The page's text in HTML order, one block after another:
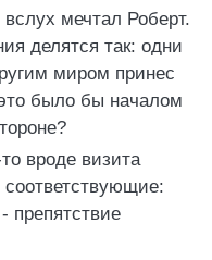
мечтал Роберт.
делятся так: одни
миром принес
было бы началом
вроде визита
соответствующие:
препятствие